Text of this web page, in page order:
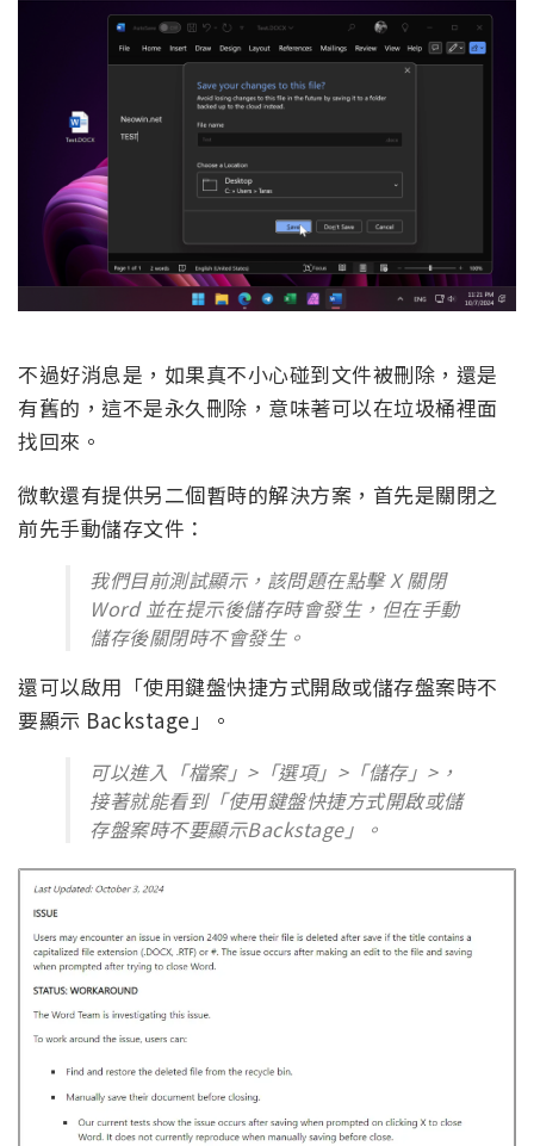
不過好消息是，如果真不小心碰到文件被刪除，還是
有舊的，這不是永久刪除，意味著可以在垃圾桶裡面
找回來。
微軟還有提供另二個暫時的解決方案，首先是關閉之
前先手動儲存文件：
我們目前測試顯示，該問題在點擊 X 關閉
Word 並在提示後儲存時會發生，但在手動
儲存後關閉時不會發生。
還可以啟用「使用鍵盤快捷方式開啟或儲存盤案時不
要顯示 Backstage」。
可以進入「檔案」>「選項」>「儲存」>，
接著就能看到「使用鍵盤快捷方式開啟或儲
存盤案時不要顯示Backstage」。